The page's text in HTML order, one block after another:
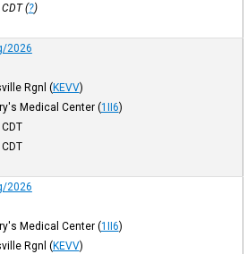
CDT(?)
2026
Rgnl (KEVV)
Medical Center (1II6)
CDT
CDT
2026
Medical Center (1II6)
Rgnl (KEVV)